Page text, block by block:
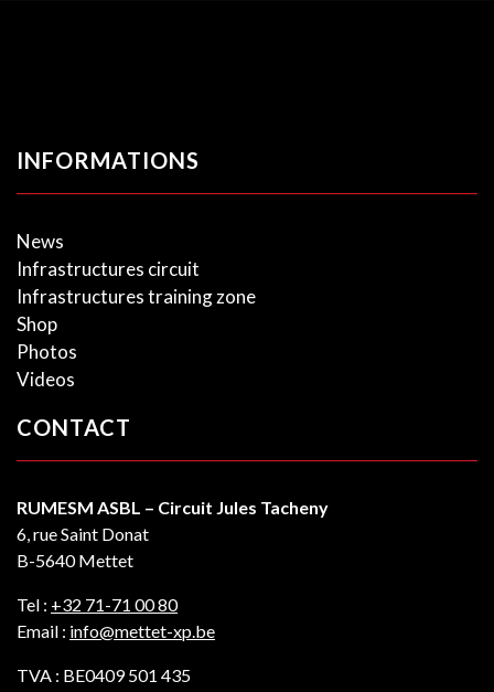
INFORMATIONS
News
Infrastructures circuit
Infrastructures training zone
Shop
Photos
Videos
CONTACT
RUMESM ASBL – Circuit Jules Tacheny
6, rue Saint Donat
B-5640 Mettet
Tel : +32 71-71 00 80
Email : info@mettet-xp.be
TVA : BE0409 501 435